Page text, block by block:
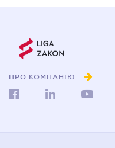
ПРО КОМПАНІЮ